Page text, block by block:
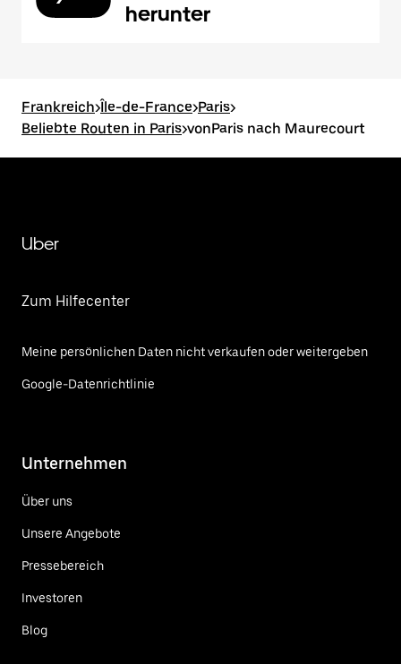
herunter
Frankreich>Île-de-France>Paris>
Beliebte Routen in Paris>vonParis nach Maurecourt
Uber
Zum Hilfecenter
Meine persönlichen Daten nicht verkaufen oder weitergeben
Google-Datenrichtlinie
Unternehmen
Über uns
Unsere Angebote
Pressebereich
Investoren
Blog